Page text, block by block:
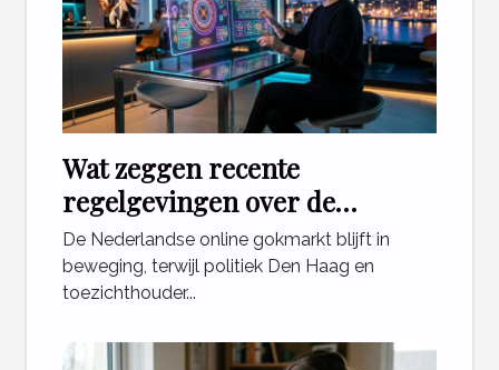
Wat zeggen recente
regelgevingen over de
toekomst van online casino's in
Nederland?
De Nederlandse online gokmarkt blijft in
beweging, terwijl politiek Den Haag en
toezichthouder...